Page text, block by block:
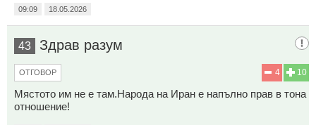
09:09 18.05.2026
43 Здрав разум
10
4
ОТГОВОР
Мястото им не е там.Народа на Иран е напълно прав в тона
отношение!